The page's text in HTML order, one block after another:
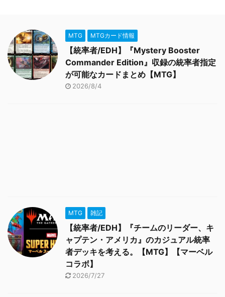
MTG MTGカード情報
【統率者/EDH】『Mystery Booster
Commander Edition』収録の統率者指定
が可能なカードまとめ【MTG】
2026/8/4
MTG 雑記
【統率者/EDH】『チームのリーダー、キ
ャプテン・アメリカ』のカジュアル統率
者デッキを考える。【MTG】【マーベル
コラボ】
2026/7/27